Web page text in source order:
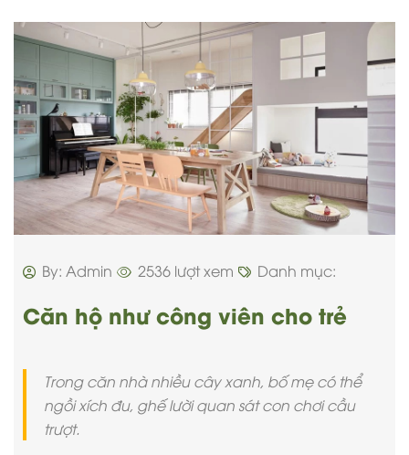
By: Admin 2536 lượt xem Danh mục:
Căn hộ như công viên cho trẻ
Trong căn nhà nhiều cây xanh, bố mẹ có thể
ngồi xích đu, ghế lười quan sát con chơi cầu
trượt.